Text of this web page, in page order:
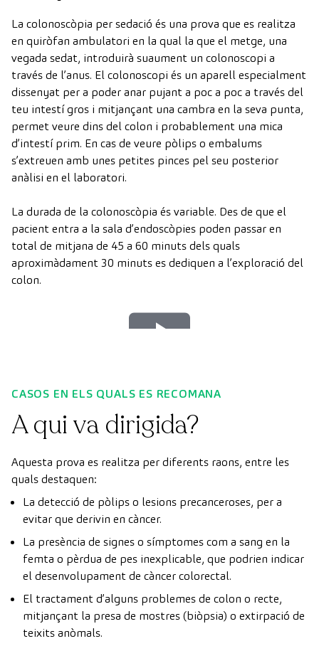
La colonoscòpia per sedació és una prova que es realitza
en quiròfan ambulatori en la qual la que el metge, una
vegada sedat, introduirà suaument un colonoscopi a
través de l’anus. El colonoscopi és un aparell especialment
dissenyat per a poder anar pujant a poc a poc a través del
teu intestí gros i mitjançant una cambra en la seva punta,
permet veure dins del colon i probablement una mica
d’intestí prim. En cas de veure pòlips o embalums
s’extreuen amb unes petites pinces pel seu posterior
anàlisi en el laboratori.
La durada de la colonoscòpia és variable. Des de que el
pacient entra a la sala d’endoscòpies poden passar en
total de mitjana de 45 a 60 minuts dels quals
aproximàdament 30 minuts es dediquen a l’exploració del
colon.
CASOS EN ELS QUALS ES RECOMANA
A qui va dirigida?
Aquesta prova es realitza per diferents raons, entre les
quals destaquen:
La detecció de pòlips o lesions precanceroses, per a
evitar que derivin en càncer.
La presència de signes o símptomes com a sang en la
femta o pèrdua de pes inexplicable, que podrien indicar
el desenvolupament de càncer colorectal.
El tractament d’alguns problemes de colon o recte,
mitjançant la presa de mostres (biòpsia) o extirpació de
teixits anòmals.